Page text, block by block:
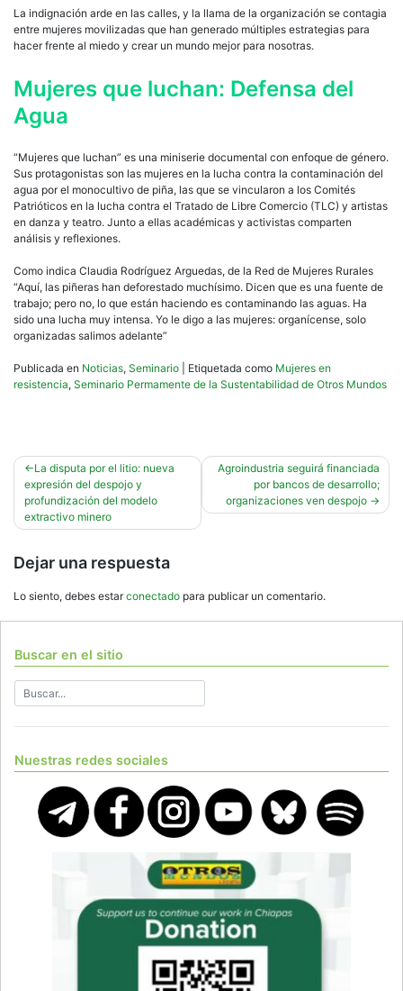
La indignación arde en las calles, y la llama de la organización se contagia
entre mujeres movilizadas que han generado múltiples estrategias para
hacer frente al miedo y crear un mundo mejor para nosotras.
Mujeres que luchan: Defensa del
Agua
“Mujeres que luchan” es una miniserie documental con enfoque de género.
Sus protagonistas son las mujeres en la lucha contra la contaminación del
agua por el monocultivo de piña, las que se vincularon a los Comités
Patrióticos en la lucha contra el Tratado de Libre Comercio (TLC) y artistas
en danza y teatro. Junto a ellas académicas y activistas comparten
análisis y reflexiones.
Como indica Claudia Rodríguez Arguedas, de la Red de Mujeres Rurales
“Aquí, las piñeras han deforestado muchísimo. Dicen que es una fuente de
trabajo; pero no, lo que están haciendo es contaminando las aguas. Ha
sido una lucha muy intensa. Yo le digo a las mujeres: organícense, solo
organizadas salimos adelante”
Publicada en Noticias, Seminario Etiquetada como Mujeres en
resistencia, Seminario Permamente de la Sustentabilidad de Otros Mundos
Navegación
de
entradas
La disputa por el litio: nueva
expresión del despojo y
profundización del modelo
extractivo minero
Agroindustria seguirá financiada
por bancos de desarrollo;
organizaciones ven despojo
Dejar una respuesta
Lo siento, debes estarconectado para publicar un comentario.
Buscar en el sitio
Nuestras redes sociales